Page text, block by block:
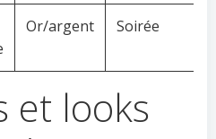
Or/argent Soirée
et looks